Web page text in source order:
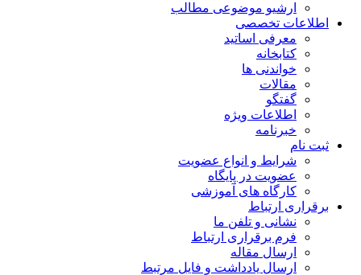
ارشیو موضوعی مطالب
اطلاعات تخصصی
معرفی اساتید
کتابخانه
خواندنی ها
مقالات
گفتگو
اطلاعات ویژه
خبرنامه
ثبت نام
شرایط و انواع عضویت
عضویت در پایگاه
کارگاه های آموزشی
برقراری ارتباط
نشانی و تلفن ما
فرم برقراری ارتباط
ارسال مقاله
ارسال یادداشت و فایل مرتبط